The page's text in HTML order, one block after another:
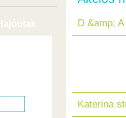
D &amp;
Katerina